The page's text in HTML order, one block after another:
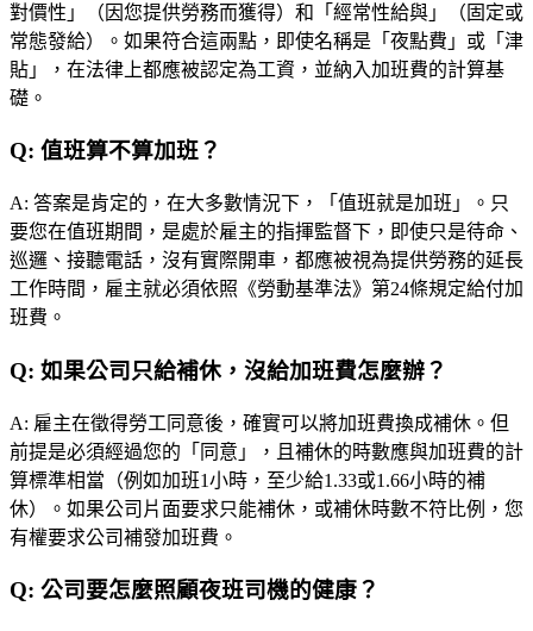
對價性」（因您提供勞務而獲得）和「經常性給與」（固定或
常態發給）。如果符合這兩點，即使名稱是「夜點費」或「津
貼」，在法律上都應被認定為工資，並納入加班費的計算基
礎。
Q: 值班算不算加班？
A: 答案是肯定的，在大多數情況下，「值班就是加班」。只
要您在值班期間，是處於雇主的指揮監督下，即使只是待命、
巡邏、接聽電話，沒有實際開車，都應被視為提供勞務的延長
工作時間，雇主就必須依照《勞動基準法》第24條規定給付加
班費。
Q: 如果公司只給補休，沒給加班費怎麼辦？
A: 雇主在徵得勞工同意後，確實可以將加班費換成補休。但
前提是必須經過您的「同意」，且補休的時數應與加班費的計
算標準相當（例如加班1小時，至少給1.33或1.66小時的補
休）。如果公司片面要求只能補休，或補休時數不符比例，您
有權要求公司補發加班費。
Q: 公司要怎麼照顧夜班司機的健康？